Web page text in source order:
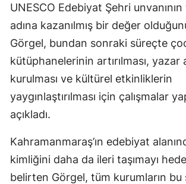
UNESCO Edebiyat Şehri
adına kazanılmış bir değer
Görgel, bundan sonraki süreçte
kütüphanelerinin artırılması,
kurulması ve kültürel etkinliklerin
yaygınlaştırılması için çalışmalar
açıkladı.
Kahramanmaraş’ın edebiyat
kimliğini daha da ileri taşımayı
belirten Görgel, tüm kurumların